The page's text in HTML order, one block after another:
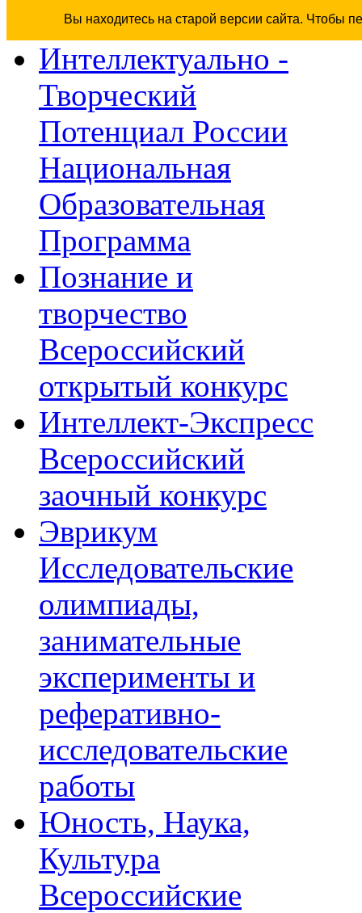
Вы находитесь на старой версии сайта. Чтобы
Интеллектуально -
Творческий
Потенциал России
Национальная
Образовательная
Программа
Познание и
творчество
Всероссийский
открытый конкурс
Интеллект-Экспресс
Всероссийский
заочный конкурс
Эврикум
Исследовательские
олимпиады,
занимательные
эксперименты и
реферативно-
исследовательские
работы
Юность, Наука,
Культура
Всероссийские